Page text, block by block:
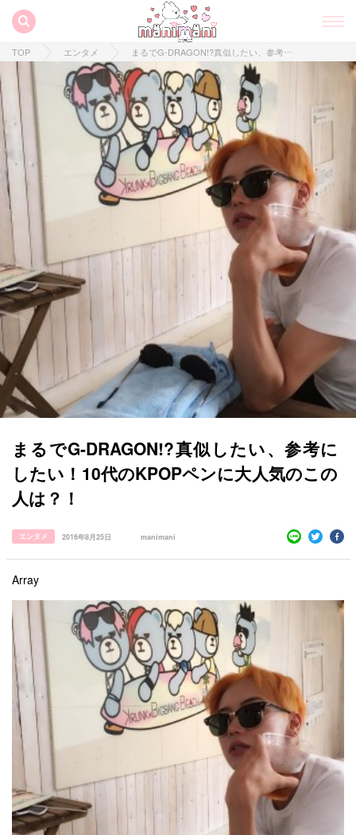
manimani について
カテゴリー一覧
タグ一覧
キュレーター一覧
運営会社
利用規約
プライバシーポリシー
オルチャン 韓国コスメ 韓国トレンド
韓国ファッション 韓国アイドル
k-pop コスメ ファッション
twice アイドル
韓国ドラマ かわいい
TOP エンタメ まるでG-DRAGON!?真似したい、参考にしたい！10代のKPOPペンに大人気のこの人は？！
まるでG-DRAGON!?真似したい、参考に
したい！10代のKPOPペンに大人気のこの
人は？！
エンタメ 2016年8月25日 manimani
Array